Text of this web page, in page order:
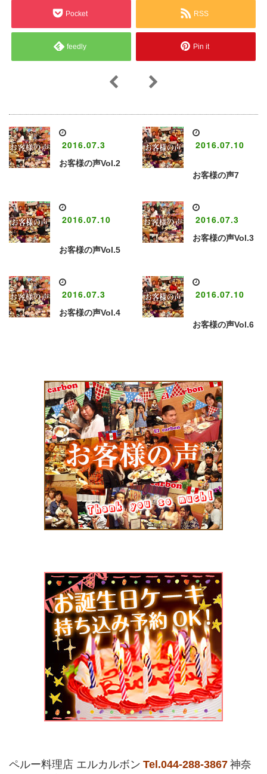
Pocket RSS
feedly Pin it
2016.07.3
お客様の声Vol.2
2016.07.10
お客様の声7
2016.07.10
お客様の声Vol.5
2016.07.3
お客様の声Vol.3
2016.07.3
お客様の声Vol.4
2016.07.10
お客様の声Vol.6
ペルー料理店 エルカルボン Tel.044-288-3867 神奈